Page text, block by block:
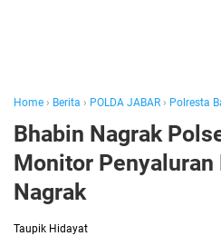
Home › Berita › POLDA JABAR › Polresta
Bhabin Nagrak
Monitor Penyaluran
Nagrak
Taupik Hidayat